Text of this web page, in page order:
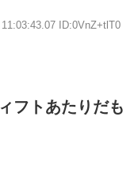
ID:0VnZ+tlT0
フトあたりだも